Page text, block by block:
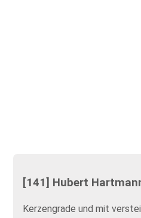
[141] Hubert
Kerzengrade und mit